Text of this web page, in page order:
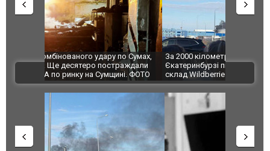
За 2000 кілометрів від кордону з Україною: в
Єкатеринбурзі після атаки дронів загорівся
склад Wildberries. ФОТО. ВІДЕО
"Мої
ВІДЕО